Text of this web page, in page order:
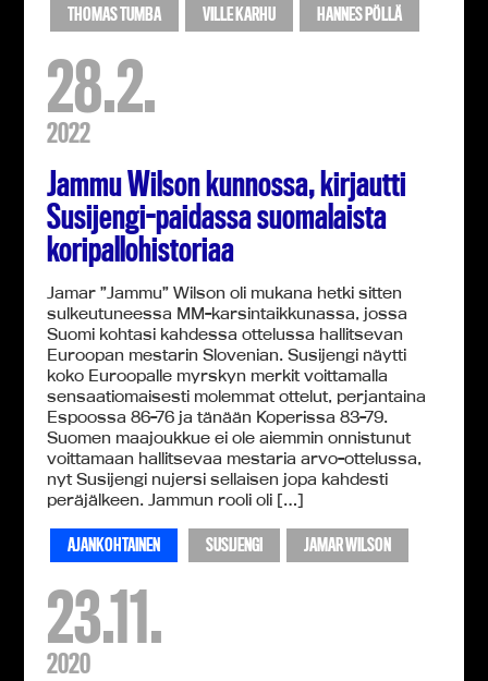
THOMAS TUMBA VILLE KARHU HANNES PÖLLÄ
28.2.
2022
Jammu Wilson kunnossa, kirjautti
Susijengi-paidassa suomalaista
koripallohistoriaa
Jamar ”Jammu” Wilson oli mukana hetki sitten
sulkeutuneessa MM-karsintaikkunassa, jossa
Suomi kohtasi kahdessa ottelussa hallitsevan
Euroopan mestarin Slovenian. Susijengi näytti
koko Euroopalle myrskyn merkit voittamalla
sensaatiomaisesti molemmat ottelut, perjantaina
Espoossa 86-76 ja tänään Koperissa 83-79.
Suomen maajoukkue ei ole aiemmin onnistunut
voittamaan hallitsevaa mestaria arvo-ottelussa,
nyt Susijengi nujersi sellaisen jopa kahdesti
peräjälkeen. Jammun rooli oli […]
AJANKOHTAINEN SUSIJENGI JAMAR WILSON
23.11.
2020